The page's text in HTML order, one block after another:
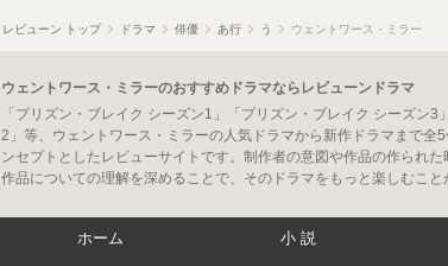
レビューン トップ ドラマ 俳優 あ行 う ウェントワース・ミラー
ウェントワース・ミラーのおすすめドラマならレビューンドラマ
「プリズン・ブレイク シーズン1」「プリズン・ブレイク シーズン
2」等、ウェントワース・ミラーの人気ドラマから新作ドラマまで
ンセプトとしたレビューサイトです。制作者の意図や作品の作られ
作品についての理解を深めることで、そのドラマをもっと楽しむこと
ホーム 小説